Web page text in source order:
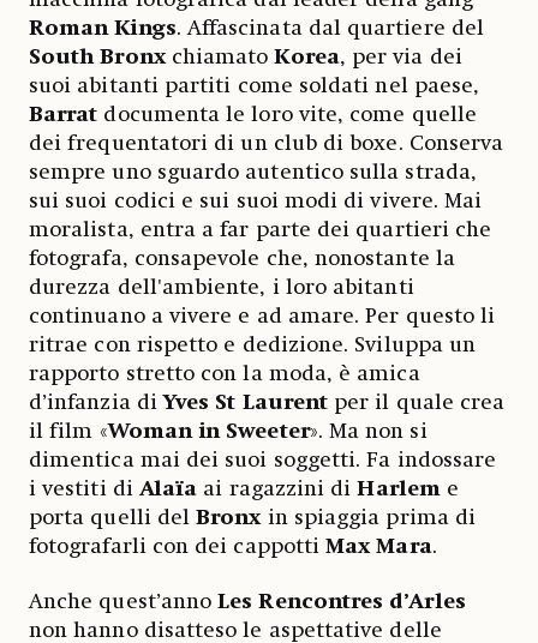
Roman Kings. Affascinata dal quartiere del
South BronxchiamatoKorea, per via dei
suoi abitanti partiti come soldati nel paese,
Barrat documenta le loro vite, come quelle
dei frequentatori di un club di boxe. Conserva
sempre uno sguardo autentico sulla strada,
sui suoi codici e sui suoi modi di vivere. Mai
moralista, entra a far parte dei quartieri che
fotografa, consapevole che, nonostante la
durezza dell'ambiente, i loro abitanti
continuano a vivere e ad amare. Per questo li
ritrae con rispetto e dedizione. Sviluppa un
rapporto stretto con la moda, è amica
d’infanzia diYves St Laurent per il quale crea
il film «Woman in Sweeter». Ma non si
dimentica mai dei suoi soggetti. Fa indossare
i vestiti di Alaïa ai ragazzini diHarleme
porta quelli delBronxin spiaggia prima di
fotografarli con dei cappottiMax Mara.
Anche quest’annoLes Rencontres d’Arles
non hanno disatteso le aspettative delle